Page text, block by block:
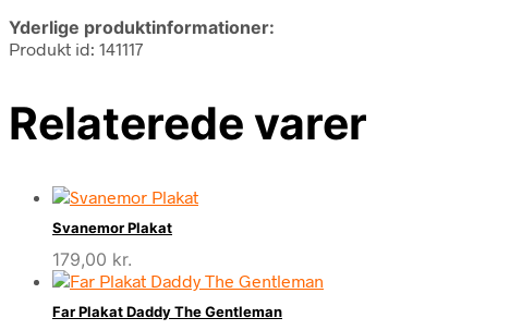
Yderlige produktinformationer:
Produkt id: 141117
Relaterede varer
Svanemor Plakat
179,00 kr.
Far Plakat Daddy The Gentleman